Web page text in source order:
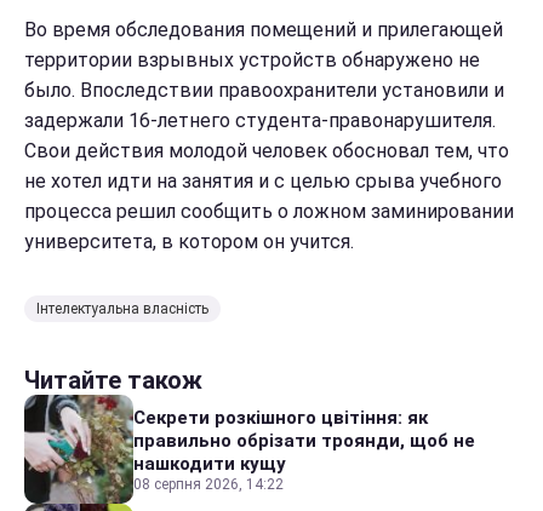
Во время обследования помещений и прилегающей
территории взрывных устройств обнаружено не
было. Впоследствии правоохранители установили и
задержали 16-летнего студента-правонарушителя.
Свои действия молодой человек обосновал тем, что
не хотел идти на занятия и с целью срыва учебного
процесса решил сообщить о ложном заминировании
университета, в котором он учится.
Інтелектуальна власність
Читайте також
Секрети розкішного цвітіння: як
правильно обрізати троянди, щоб не
нашкодити кущу
08 серпня 2026, 14:22